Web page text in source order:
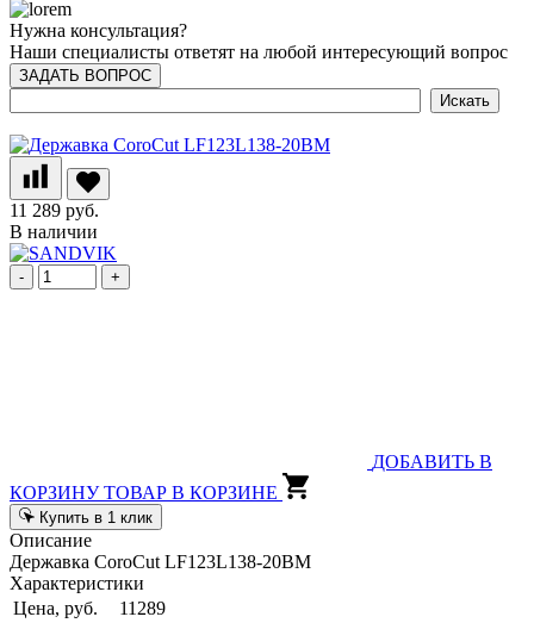
Нужна консультация?
Наши специалисты ответят на любой интересующий вопрос
ЗАДАТЬ ВОПРОС
11 289 руб.
В наличии
- +
ДОБАВИТЬ В
КОРЗИНУ ТОВАР В КОРЗИНЕ
Купить в 1 клик
Описание
Державка CoroCut LF123L138-20BM
Характеристики
Цена, руб.
11289